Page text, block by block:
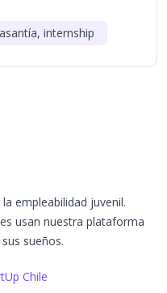
internship
empleabilidad juvenil.
usan nuestra plataforma
sueños.